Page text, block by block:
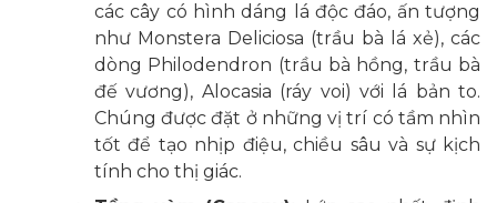
các cây có hình dáng lá độc đáo, ấn tượng
như Monstera Deliciosa (trầu bà lá xẻ), các
dòng Philodendron (trầu bà hồng, trầu bà
đế vương), Alocasia (ráy voi) với lá bản to.
Chúng được đặt ở những vị trí có tầm nhìn
tốt để tạo nhịp điệu, chiều sâu và sự kịch
tính cho thị giác.